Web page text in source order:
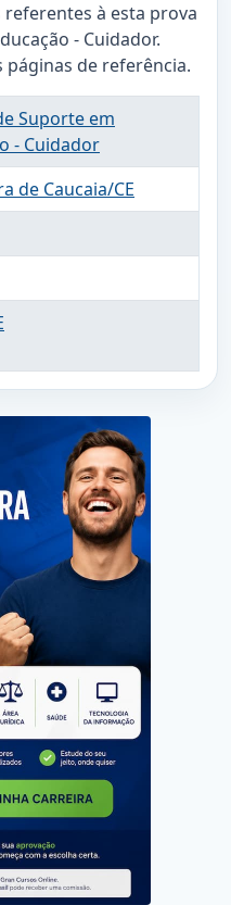
à esta prova
- Cuidador.
de referência.
Suporte em
- Cuidador
de Caucaia/CE